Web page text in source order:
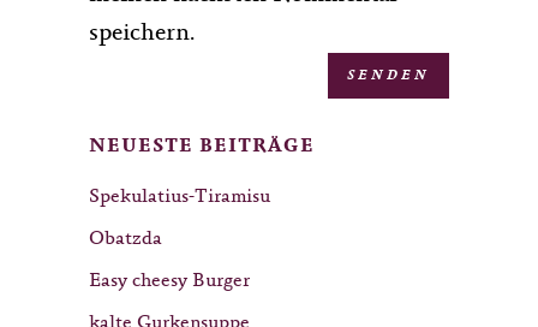
speichern.
NEUESTE BEITRÄGE
Spekulatius-Tiramisu
Obatzda
Easy cheesy Burger